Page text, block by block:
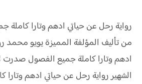
رواية رحل عن حياتي ادهم وتارا كاملة
من تأليف المؤلفة المميزة يويو محمد
ادهم وتارا كاملة جميع الفصول
الشهير رواية رحل عن حياتي ادهم